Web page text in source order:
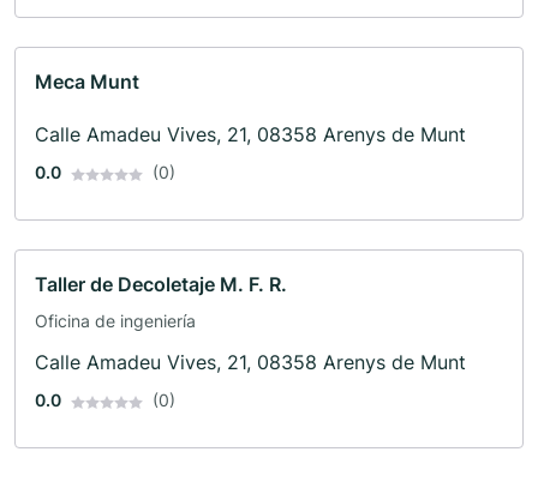
Meca Munt
Calle Amadeu Vives, 21, 08358 Arenys de Munt
0.0 (0)
Taller de Decoletaje M. F. R.
Oficina de ingeniería
Calle Amadeu Vives, 21, 08358 Arenys de Munt
0.0 (0)